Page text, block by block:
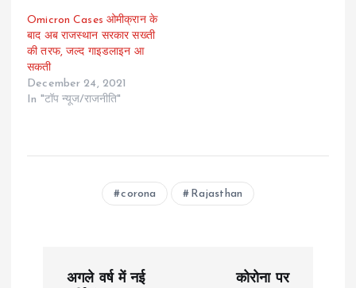
Omicron Cases ओमीक्रान के
बाद अब राजस्थान सरकार सख्ती
की तरफ, जल्द गाइडलाइन आ
सकती
December 24, 2021
In "टॉप न्यूज/राजनीति"
corona Rajasthan
अगले वर्ष में नई
कोरोना पर